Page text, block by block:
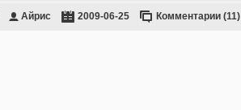
Айрис 2009-06-25 Комментарии (11)